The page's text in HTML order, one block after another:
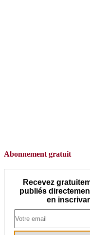
Abonnement gratuit
Recevez
publiés
en